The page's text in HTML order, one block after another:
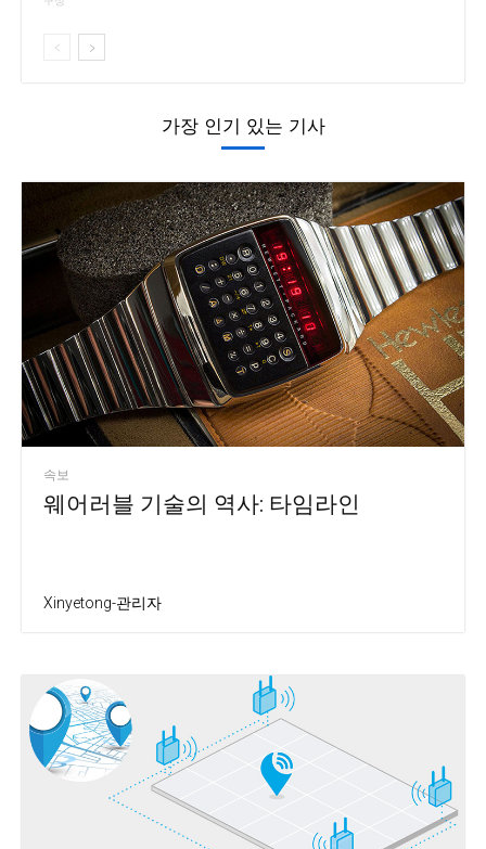
가장 인기 있는 기사
속보
웨어러블 기술의 역사: 타임라인
Xinyetong-관리자